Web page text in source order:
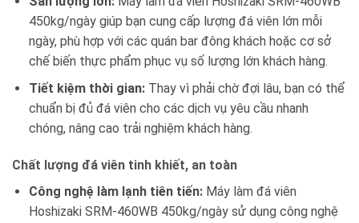
450kg/ngày giúp bạn cung cấp lượng đá viên lớn mỗi
ngày, phù hợp với các quán bar đông khách hoặc cơ sở
chế biến thực phẩm phục vụ số lượng lớn khách hàng.
Tiết kiệm thời gian:Thay vì phải chờ đợi lâu, bạn có thể
chuẩn bị đủ đá viên cho các dịch vụ yêu cầu nhanh
chóng, nâng cao trải nghiệm khách hàng.
Chất lượng đá viên tinh khiết, an toàn
Công nghệ làm lạnh tiên tiến:Máy làm đá viên
Hoshizaki SRM-460WB 450kg/ngày sử dụng công nghệ